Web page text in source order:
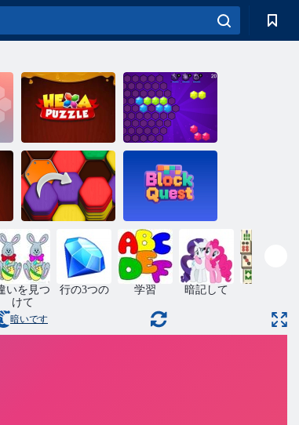
ヘキサパズル
ヘキサフィッ
ト
ウッディヘキ
サ
ブロッククエ
スト
いを見つ
けて
行の3つの 学習 暗記して
暗いです